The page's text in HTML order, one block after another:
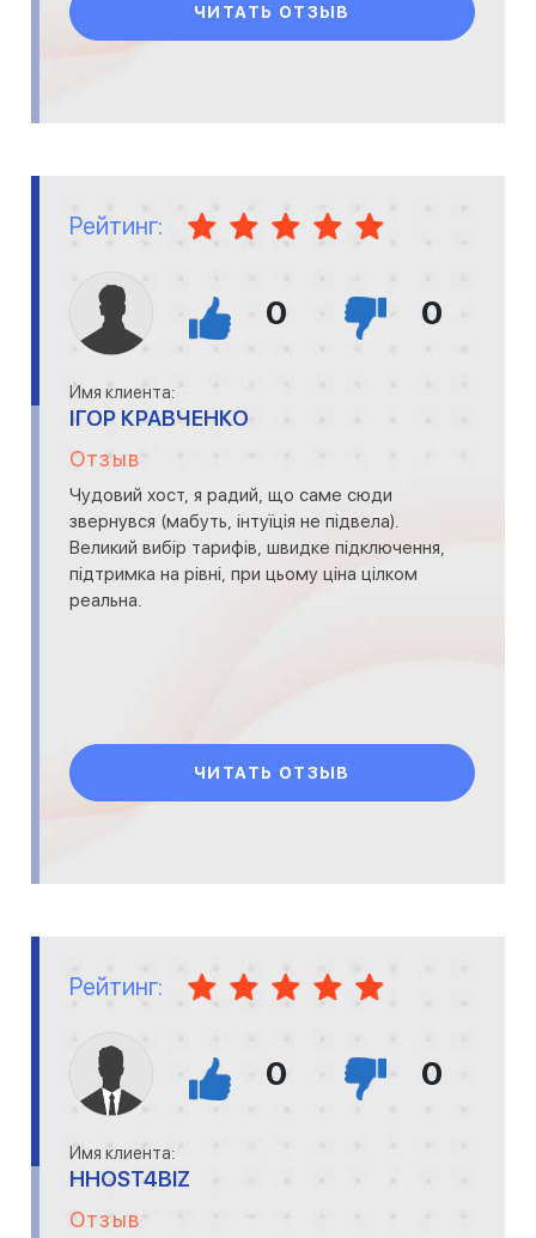
ЧИТАТЬ ОТЗЫВ
Рейтинг:
0 0
Имя клиента:
ІГОР КРАВЧЕНКО
Отзыв
Чудовий хост, я радий, що саме сюди
звернувся (мабуть, інтуїція не підвела).
Великий вибір тарифів, швидке підключення,
підтримка на рівні, при цьому ціна цілком
реальна.
ЧИТАТЬ ОТЗЫВ
Рейтинг:
0 0
Имя клиента:
HHOST4BIZ
Отзыв